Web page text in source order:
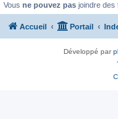
Vous ne pouvez pas joindre des
Accueil Portail
Développé par